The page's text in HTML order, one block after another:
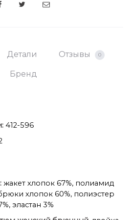
Детали Отзывы 0
Бренд
412-596
жакет хлопок 67%, полиамид
хлопок 60%, полиэстер
эластан 3%